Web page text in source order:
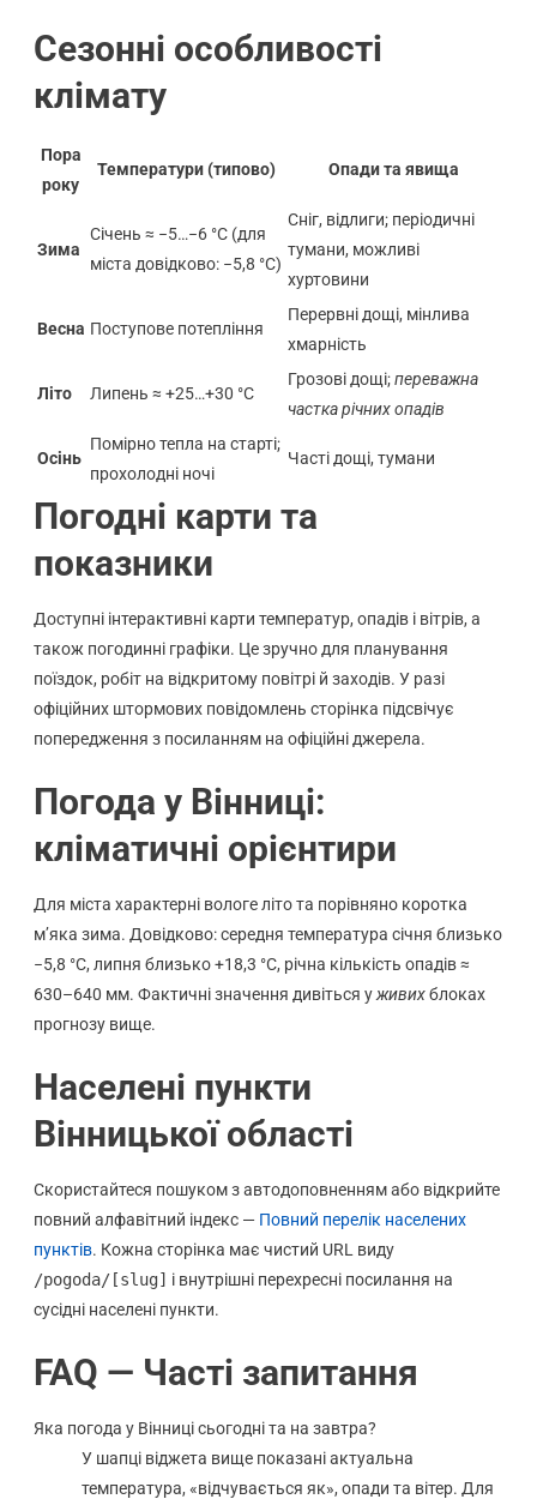
Сезонні особливості
клімату
Пора
року
Температури (типово) Опади та явища
Зима
Січень ≈ −5…−6 °C (для
міста довідково: −5,8 °C)
Сніг, відлиги; періодичні
тумани, можливі
хуртовини
Весна Поступове потепління
Перервні дощі, мінлива
хмарність
Літо Липень ≈ +25…+30 °C
Грозові дощі;переважна
частка річних опадів
Осінь
Помірно тепла на старті;
прохолодні ночі
Часті дощі, тумани
Погодні карти та
показники
Доступні інтерактивні карти температур, опадів і вітрів, а
також погодинні графіки. Це зручно для планування
поїздок, робіт на відкритому повітрі й заходів. У разі
офіційних штормових повідомлень сторінка підсвічує
попередження з посиланням на офіційні джерела.
Погода у Вінниці:
кліматичні орієнтири
Для міста характерні вологе літо та порівняно коротка
м’яка зима. Довідково: середня температура січня близько
−5,8 °C, липня близько +18,3 °C, річна кількість опадів ≈
630–640 мм. Фактичні значення дивіться уживихблоках
прогнозу вище.
Населені пункти
Вінницької області
Скористайтеся пошуком з автодоповненням або відкрийте
повний алфавітний індекс — Повний перелік населених
пунктів. Кожна сторінка має чистий URL виду
/pogoda/[slug] і внутрішні перехресні посилання на
сусідні населені пункти.
FAQ — Часті запитання
Яка погода у Вінниці сьогодні та на завтра?
У шапці віджета вище показані актуальна
температура, «відчувається як», опади та вітер. Для